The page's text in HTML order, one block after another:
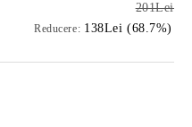
201Lei
Reducere: 138Lei (68.7%)